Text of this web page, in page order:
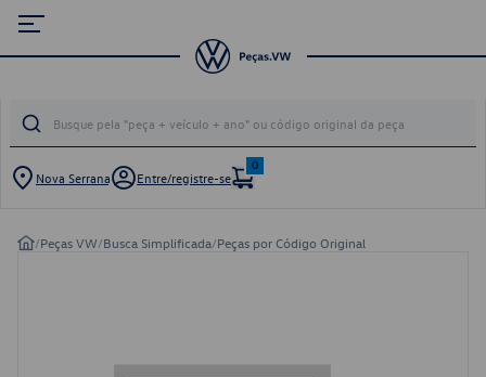
Nova Serrana Entre/registre-se
0
/Peças VW/Busca Simplificada/Peças por Código Original